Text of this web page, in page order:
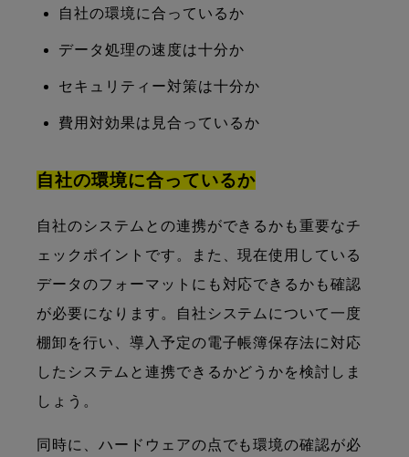
自社の環境に合っているか
データ処理の速度は十分か
セキュリティー対策は十分か
費用対効果は見合っているか
自社の環境に合っているか
自社のシステムとの連携ができるかも重要なチ
ェックポイントです。また、現在使用している
データのフォーマットにも対応できるかも確認
が必要になります。自社システムについて一度
棚卸を行い、導入予定の電子帳簿保存法に対応
したシステムと連携できるかどうかを検討しま
しょう。
同時に、ハードウェアの点でも環境の確認が必